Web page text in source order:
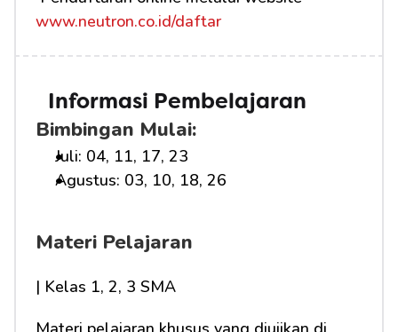
www.neutron.co.id/daftar
Informasi Pembelajaran
Bimbingan Mulai:
Juli: 04, 11, 17, 23
Agustus: 03, 10, 18, 26
Materi Pelajaran
| Kelas 1, 2, 3 SMA